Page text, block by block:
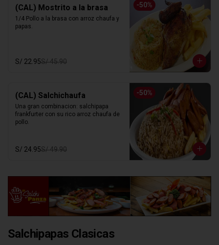
-50%
(CAL) Mostrito a la brasa
1/4 Pollo a la brasa con arroz chaufa y
papas.
S/ 22.95S/ 45.90
-50%
(CAL) Salchichaufa
Una gran combinacion: salchipapa
frankfurter con su rico arroz chaufa de
pollo.
S/ 24.95S/ 49.90
Salchipapas Clasicas